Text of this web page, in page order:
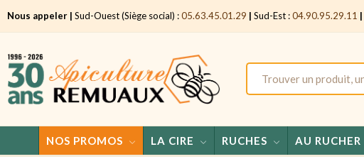
Nous appeler | Sud-Ouest (Siège social) :05.63.45.01.29 | Sud-Est :04.90.95.29.11 |
NOS PROMOS LA CIRE RUCHES AU RUCHER